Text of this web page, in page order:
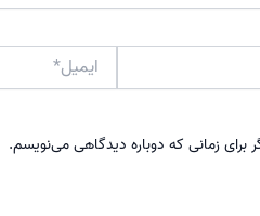
ایمیل*
برای زمانی که دوباره دیدگاهی می‌نویسم.